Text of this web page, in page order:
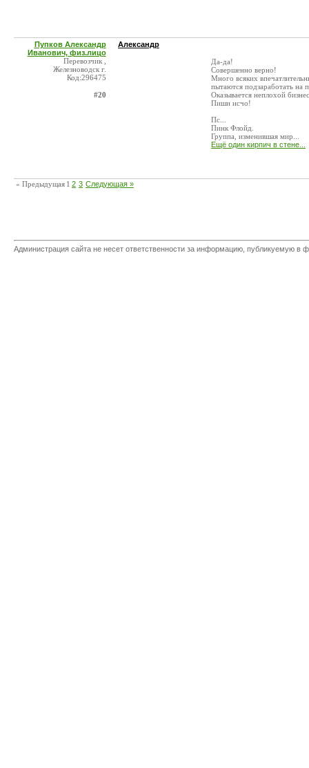
Пупков Александр
Иванович, физ.лицо
Перевозчик ,
Железноводск г.
Код:296475
#20
Александр
Да-да!
Совершенно верно!
Много всяких
пытаются подзаработать на
Оказывается неплохой
Пиши исчо!
Пс...
Пинк Флойд.
Группа, изменившая мир...
Ещё один кирпич в стене...
« Предыдущая 1 2 3 Следующая »
Администрация сайта не несет ответственности за информацию, публикуемую